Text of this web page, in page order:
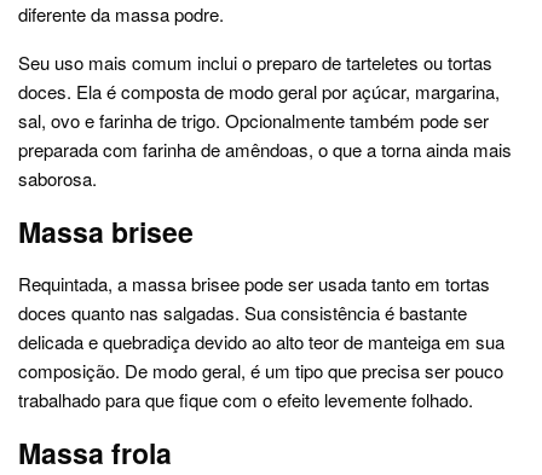
diferente da massa podre.
Seu uso mais comum inclui o preparo de tarteletes ou tortas
doces. Ela é composta de modo geral por açúcar, margarina,
sal, ovo e farinha de trigo. Opcionalmente também pode ser
preparada com farinha de amêndoas, o que a torna ainda mais
saborosa.
Massa brisee
Requintada, a massa brisee pode ser usada tanto em tortas
doces quanto nas salgadas. Sua consistência é bastante
delicada e quebradiça devido ao alto teor de manteiga em sua
composição. De modo geral, é um tipo que precisa ser pouco
trabalhado para que fique com o efeito levemente folhado.
Massa frola